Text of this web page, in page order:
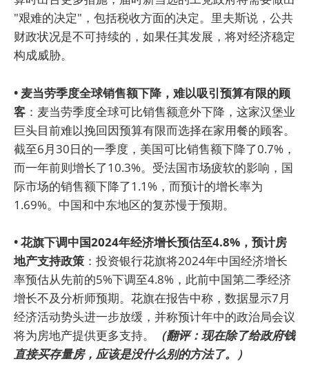
"艰难的决定"，包括税收方面的决定。里夫斯说，公共
财政状况是不可持续的，如果任其发展，将对经济稳定
构成威胁。
• 麦当劳季度全球销售额下降，难以吸引预算有限的顾
客 ：麦当劳季度全球可比销售额意外下降，这家汉堡业
巨头目前难以挽回因预算有限而选择在家用餐的顾客。
截至6月30日的一季度，美国可比销售额下降了0.7%，
而一年前则增长了10.3%。受法国市场疲软的影响，国
际市场的销售额下降了1.1%，而预计的增长率为
1.69%。中国和中东地区的复苏慢于预期。
• 花旗下调中国2024年经济增长预估至4.8%，预计房
地产支持政策 ：投资银行花旗将2024年中国经济增长
率预估从先前的5%下调至4.8%，此前中国第二季经济
增长不及分析师预期。花旗在报告中称，数据显示7月
经济活动势头进一步放缓，并称预计年中的政治局会议
将为房地产提供更多支持。
（翻评：现在除了给政府钱
直接买存量房，应该是没什么别的方法了。）